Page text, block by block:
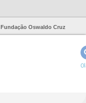
Fundação Oswaldo Cruz